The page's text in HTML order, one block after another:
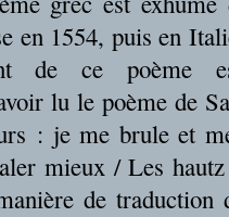
en 1554, puis en
de ce poème
lu le poème de
: je me brule et
mieux / Les
de